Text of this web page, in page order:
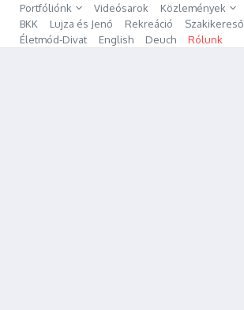
Ugrás a tartalomhoz
Portfóliónk Videósarok
Közlemények
BKK
Lujza és Jenő Rekreáció
Szakikereső
Életmód-Divat
English Deuch Rólunk